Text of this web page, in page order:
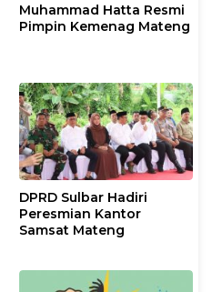
Muhammad Hatta Resmi
Pimpin Kemenag Mateng
DPRD Sulbar Hadiri
Peresmian Kantor
Samsat Mateng